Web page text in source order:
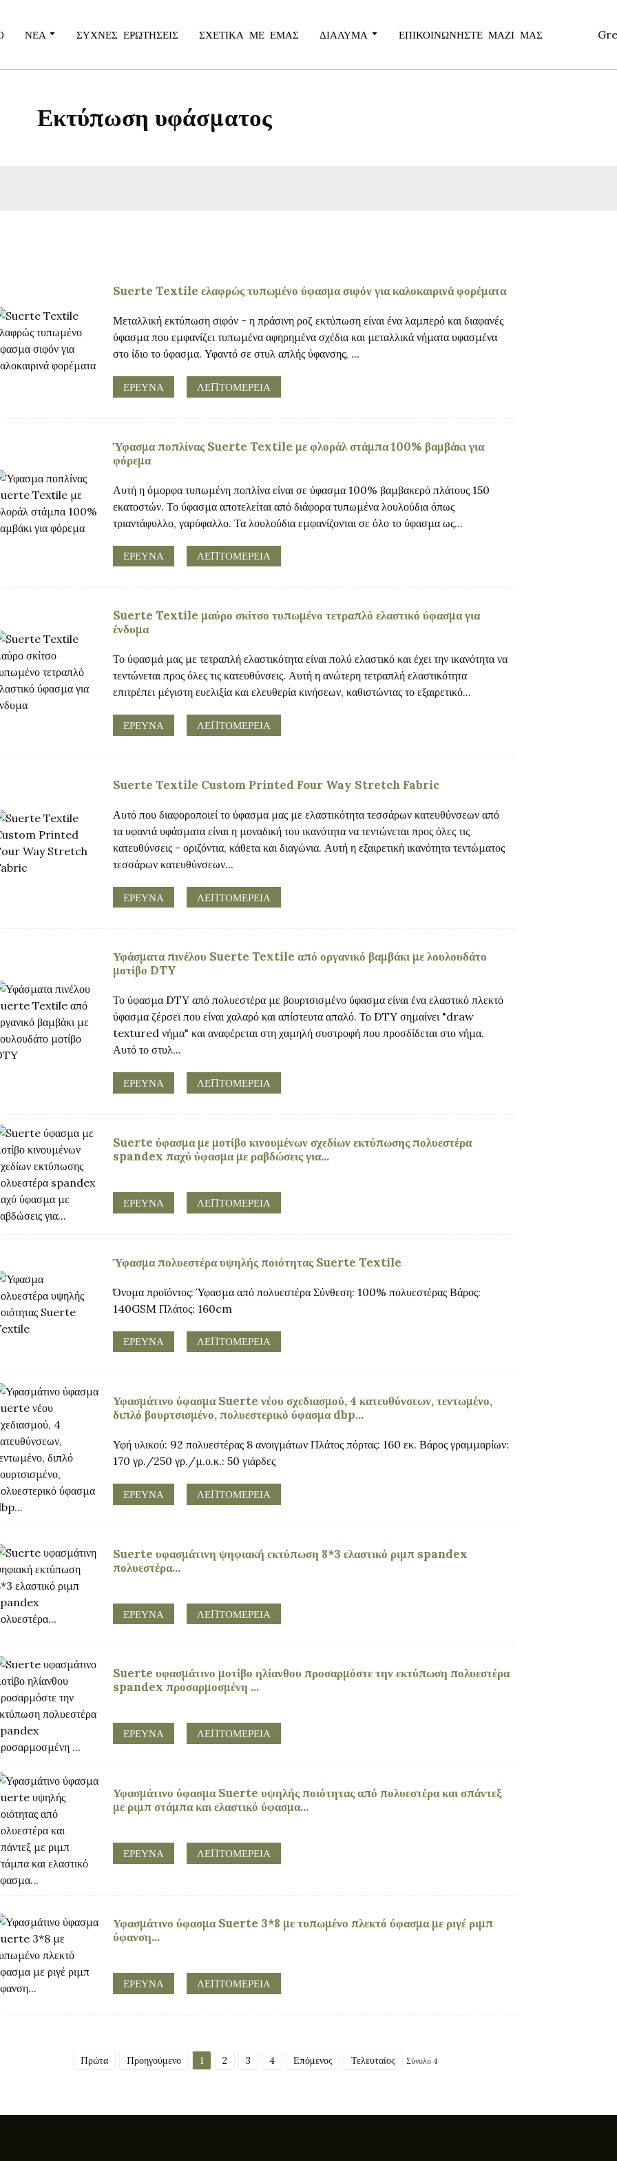
ΝΈΑ ΣΥΧΝΈΣ ΕΡΩΤΉΣΕΙΣ ΣΧΕΤΙΚΆ ΜΕ ΕΜΆΣ ΔΙΆΛΥΜΑ ΕΠΙΚΟΙΝΩΝΉΣΤΕ ΜΑΖΊ ΜΑΣ
Εκτύπωση υφάσματος
Suerte Textile ελαφρώς τυπωμένο ύφασμα σιφόν για καλοκαιρινά φορέματα
Μεταλλική εκτύπωση σιφόν - η πράσινη ροζ εκτύπωση είναι ένα λαμπερό και διαφανές
ύφασμα που εμφανίζει τυπωμένα αφηρημένα σχέδια και μεταλλικά νήματα υφασμένα
στο ίδιο το ύφασμα. Υφαντό σε στυλ απλής ύφανσης, ...
ΕΡΕΥΝΑ ΛΕΠΤΟΜΈΡΕΙΑ
Ύφασμα ποπλίνας Suerte Textile με φλοράλ στάμπα 100% βαμβάκι για
φόρεμα
Αυτή η όμορφα τυπωμένη ποπλίνα είναι σε ύφασμα 100% βαμβακερό πλάτους 150
εκατοστών. Το ύφασμα αποτελείται από διάφορα τυπωμένα λουλούδια όπως
τριαντάφυλλο, γαρύφαλλο. Τα λουλούδια εμφανίζονται σε όλο το ύφασμα ως...
ΕΡΕΥΝΑ ΛΕΠΤΟΜΈΡΕΙΑ
Suerte Textile μαύρο σκίτσο τυπωμένο τετραπλό ελαστικό ύφασμα για
ένδυμα
Το ύφασμά μας με τετραπλή ελαστικότητα είναι πολύ ελαστικό και έχει την ικανότητα να
τεντώνεται προς όλες τις κατευθύνσεις. Αυτή η ανώτερη τετραπλή ελαστικότητα
επιτρέπει μέγιστη ευελιξία και ελευθερία κινήσεων, καθιστώντας το εξαιρετικό...
ΕΡΕΥΝΑ ΛΕΠΤΟΜΈΡΕΙΑ
Suerte Textile Custom Printed Four Way Stretch Fabric
Αυτό που διαφοροποιεί το ύφασμα μας με ελαστικότητα τεσσάρων κατευθύνσεων από
τα υφαντά υφάσματα είναι η μοναδική του ικανότητα να τεντώνεται προς όλες τις
κατευθύνσεις - οριζόντια, κάθετα και διαγώνια. Αυτή η εξαιρετική ικανότητα τεντώματος
τεσσάρων κατευθύνσεων...
ΕΡΕΥΝΑ ΛΕΠΤΟΜΈΡΕΙΑ
Υφάσματα πινέλου Suerte Textile από οργανικό βαμβάκι με λουλουδάτο
μοτίβο DTY
Το ύφασμα DTY από πολυεστέρα με βουρτσισμένο ύφασμα είναι ένα ελαστικό πλεκτό
ύφασμα ζέρσεϊ που είναι χαλαρό και απίστευτα απαλό. Το DTY σημαίνει "draw
textured νήμα" και αναφέρεται στη χαμηλή συστροφή που προσδίδεται στο νήμα.
Αυτό το στυλ...
ΕΡΕΥΝΑ ΛΕΠΤΟΜΈΡΕΙΑ
Suerte ύφασμα με μοτίβο κινουμένων σχεδίων εκτύπωσης πολυεστέρα
spandex παχύ ύφασμα με ραβδώσεις για...
ΕΡΕΥΝΑ ΛΕΠΤΟΜΈΡΕΙΑ
Ύφασμα πολυεστέρα υψηλής ποιότητας Suerte Textile
Όνομα προϊόντος: Ύφασμα από πολυεστέρα Σύνθεση: 100% πολυεστέρας Βάρος:
140GSM Πλάτος: 160cm
ΕΡΕΥΝΑ ΛΕΠΤΟΜΈΡΕΙΑ
Υφασμάτινο ύφασμα Suerte νέου σχεδιασμού, 4 κατευθύνσεων, τεντωμένο,
διπλό βουρτσισμένο, πολυεστερικό ύφασμα dbp...
Υφή υλικού: 92 πολυεστέρας 8 ανοιγμάτων Πλάτος πόρτας: 160 εκ. Βάρος γραμμαρίων:
170 γρ./250 γρ./μ.ο.κ.: 50 γιάρδες
ΕΡΕΥΝΑ ΛΕΠΤΟΜΈΡΕΙΑ
Suerte υφασμάτινη ψηφιακή εκτύπωση 8*3 ελαστικό ριμπ spandex
πολυεστέρα...
ΕΡΕΥΝΑ ΛΕΠΤΟΜΈΡΕΙΑ
Suerte υφασμάτινο μοτίβο ηλίανθου προσαρμόστε την εκτύπωση πολυεστέρα
spandex προσαρμοσμένη ...
ΕΡΕΥΝΑ ΛΕΠΤΟΜΈΡΕΙΑ
Υφασμάτινο ύφασμα Suerte υψηλής ποιότητας από πολυεστέρα και σπάντεξ
με ριμπ στάμπα και ελαστικό ύφασμα...
ΕΡΕΥΝΑ ΛΕΠΤΟΜΈΡΕΙΑ
Υφασμάτινο ύφασμα Suerte 3*8 με τυπωμένο πλεκτό ύφασμα με ριγέ ριμπ
ύφανση...
ΕΡΕΥΝΑ ΛΕΠΤΟΜΈΡΕΙΑ
Πρώτα Προηγούμενο 1 2 3 4 Επόμενος Τελευταίος Σύνολο 4